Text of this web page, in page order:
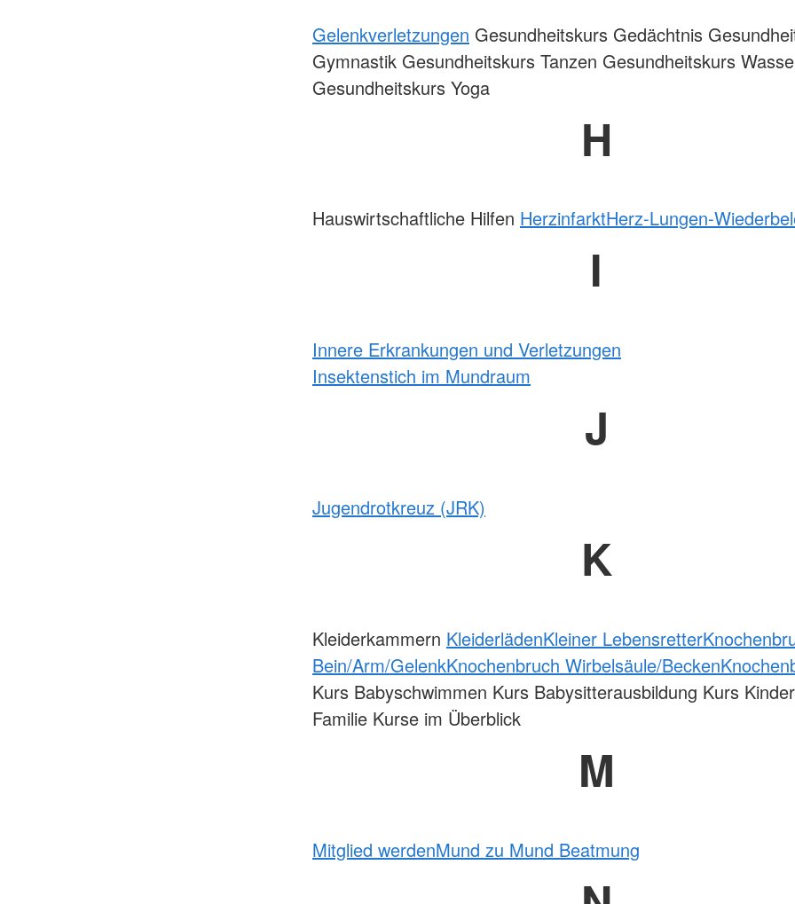
Gelenkverletzungen Gesundheitskurs Gedächtnis
Gymnastik Gesundheitskurs Tanzen Gesundheitskurs
Gesundheitskurs Yoga
H
Hauswirtschaftliche Hilfen HerzinfarktHerz-Lungen-
I
Innere Erkrankungen und Verletzungen
Insektenstich im Mundraum
J
Jugendrotkreuz (JRK)
K
Kleiderkammern KleiderlädenKleiner Lebensretter
Bein/Arm/GelenkKnochenbruch Wirbelsäule/Becken
Kurs Babyschwimmen Kurs Babysitterausbildung Kurs
Familie Kurse im Überblick
M
Mitglied werdenMund zu Mund Beatmung